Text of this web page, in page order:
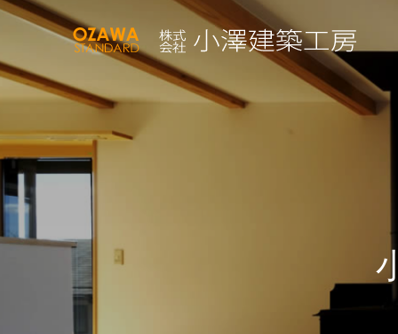
建